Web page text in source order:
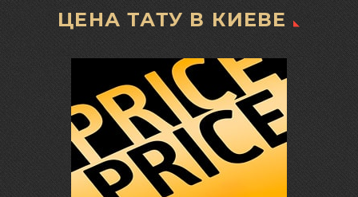
ЦЕНА ТАТУ В КИЕВЕ